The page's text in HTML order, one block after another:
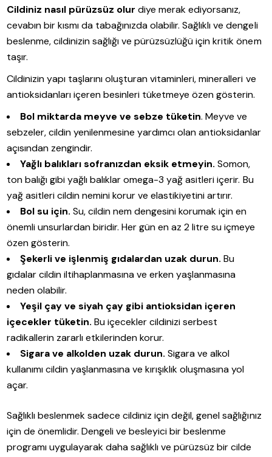
Cildiniz nasıl pürüzsüz olur diye merak ediyorsanız,
cevabın bir kısmı da tabağınızda olabilir. Sağlıklı ve dengeli
beslenme, cildinizin sağlığı ve pürüzsüzlüğü için kritik önem
taşır.
Cildinizin yapı taşlarını oluşturan vitaminleri, mineralleri ve
antioksidanları içeren besinleri tüketmeye özen gösterin.
Bol miktarda meyve ve sebze tüketin. Meyve ve
sebzeler, cildin yenilenmesine yardımcı olan antioksidanlar
açısından zengindir.
Yağlı balıkları sofranızdan eksik etmeyin. Somon,
ton balığı gibi yağlı balıklar omega-3 yağ asitleri içerir. Bu
yağ asitleri cildin nemini korur ve elastikiyetini artırır.
Bol su için. Su, cildin nem dengesini korumak için en
önemli unsurlardan biridir. Her gün en az 2 litre su içmeye
özen gösterin.
Şekerli ve işlenmiş gıdalardan uzak durun. Bu
gıdalar cildin iltihaplanmasına ve erken yaşlanmasına
neden olabilir.
Yeşil çay ve siyah çay gibi antioksidan içeren
içecekler tüketin. Bu içecekler cildinizi serbest
radikallerin zararlı etkilerinden korur.
Sigara ve alkolden uzak durun. Sigara ve alkol
kullanımı cildin yaşlanmasına ve kırışıklık oluşmasına yol
açar.
Sağlıklı beslenmek sadece cildiniz için değil, genel sağlığınız
için de önemlidir. Dengeli ve besleyici bir beslenme
programı uygulayarak daha sağlıklı ve pürüzsüz bir cilde